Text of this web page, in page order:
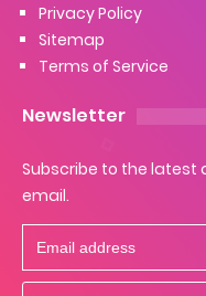
Privacy Policy
Sitemap
Terms of Service
Newsletter
Subscribe to the latest
email.